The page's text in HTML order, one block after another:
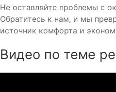
Не оставляйте проблемы с
Обратитесь к нам, и мы
источник комфорта и
Видео по теме